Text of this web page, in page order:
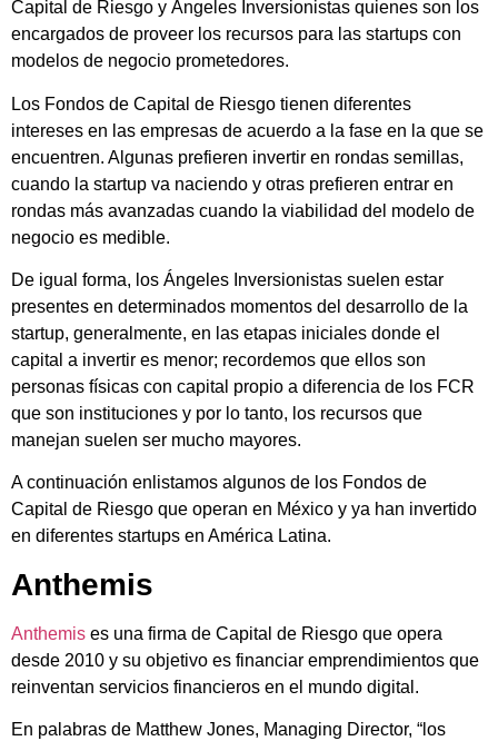
Capital de Riesgo y Ángeles Inversionistas quienes son los
encargados de proveer los recursos para las startups con
modelos de negocio prometedores.
Los Fondos de Capital de Riesgo tienen diferentes
intereses en las empresas de acuerdo a la fase en la que se
encuentren. Algunas prefieren invertir en rondas semillas,
cuando la startup va naciendo y otras prefieren entrar en
rondas más avanzadas cuando la viabilidad del modelo de
negocio es medible.
De igual forma, los Ángeles Inversionistas suelen estar
presentes en determinados momentos del desarrollo de la
startup, generalmente, en las etapas iniciales donde el
capital a invertir es menor; recordemos que ellos son
personas físicas con capital propio a diferencia de los FCR
que son instituciones y por lo tanto, los recursos que
manejan suelen ser mucho mayores.
A continuación enlistamos algunos de los Fondos de
Capital de Riesgo que operan en México y ya han invertido
en diferentes startups en América Latina.
Anthemis
Anthemis es una firma de Capital de Riesgo que opera
desde 2010 y su objetivo es financiar emprendimientos que
reinventan servicios financieros en el mundo digital.
En palabras de Matthew Jones, Managing Director, “los